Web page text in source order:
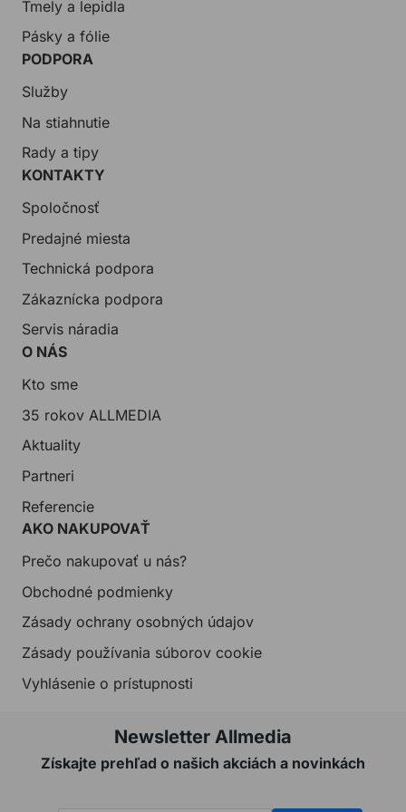
Tmely a lepidla
Pásky a fólie
PODPORA
Služby
Na stiahnutie
Rady a tipy
KONTAKTY
Spoločnosť
Predajné miesta
Technická podpora
Zákaznícka podpora
Servis náradia
O NÁS
Kto sme
35 rokov ALLMEDIA
Aktuality
Partneri
Referencie
AKO NAKUPOVAŤ
Prečo nakupovať u nás?
Obchodné podmienky
Zásady ochrany osobných údajov
Zásady používania súborov cookie
Vyhlásenie o prístupnosti
Newsletter Allmedia
Získajte prehľad o našich akciách a novinkách